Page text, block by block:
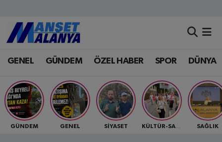
GENEL GÜNDEM ÖZEL HABER SPOR DÜNYA
GÜNDEM GENEL SİYASET KÜLTÜR-SANAT SAĞLIK
Antalya Nöbetçi Eczaneler
Antalya Hava Durumu
Antalya Namaz Vakitleri
Antalya Trafik Yoğunluk Haritası